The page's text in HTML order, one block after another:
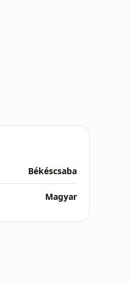
Békéscsaba
Magyar